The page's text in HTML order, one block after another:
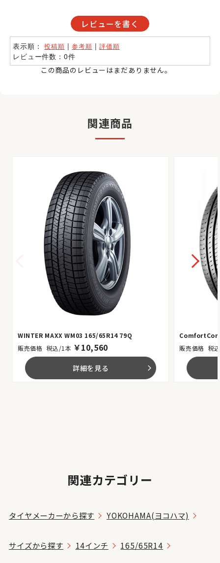
レビューを書く
表示順：投稿順 |参考順 |評価順
レビュー件数：0件
この商品のレビューはまだありません。
関連商品
WINTER MAXX WM03 165/65R14 79Q
税込/1本 ￥10,560
詳細を見る arrow_forward_ios
税
関連カテゴリー
タイヤメーカーから探す YOKOHAMA(ヨコハマ)
サイズから探す 14インチ 165/65R14